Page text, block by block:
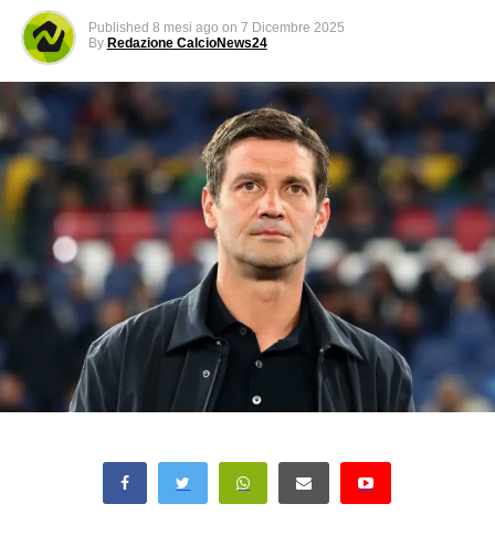
Published 8 mesi ago on 7 Dicembre 2025
By Redazione CalcioNews24